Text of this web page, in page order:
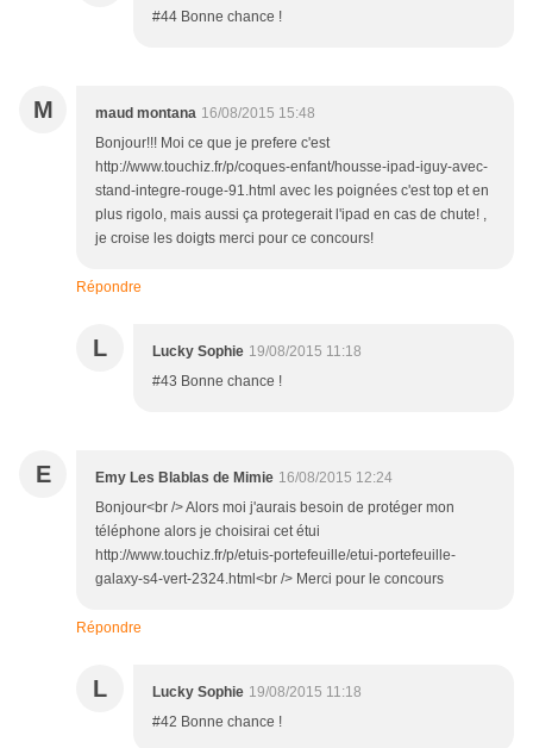
#44 Bonne chance !
M maud montana 16/08/2015 15:48
Bonjour!!! Moi ce que je prefere c'est
http://www.touchiz.fr/p/coques-enfant/housse-ipad-iguy-avec-
stand-integre-rouge-91.html avec les poignées c'est top et en
plus rigolo, mais aussi ça protegerait l'ipad en cas de chute! ,
je croise les doigts merci pour ce concours!
Répondre
L Lucky Sophie 19/08/2015 11:18
#43 Bonne chance !
E Emy Les Blablas de Mimie 16/08/2015 12:24
Bonjour<br /> Alors moi j'aurais besoin de protéger mon
téléphone alors je choisirai cet étui
http://www.touchiz.fr/p/etuis-portefeuille/etui-portefeuille-
galaxy-s4-vert-2324.html<br /> Merci pour le concours
Répondre
L Lucky Sophie 19/08/2015 11:18
#42 Bonne chance !